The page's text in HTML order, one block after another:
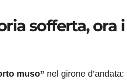
sofferta, ora
muso” nel girone